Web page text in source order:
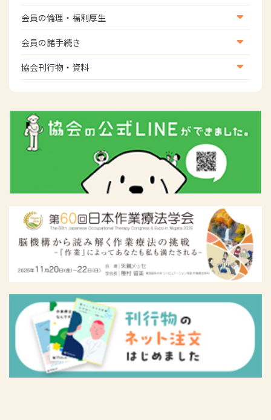
スポーツ振興関連
災害対策関連
WFOT等海外関連情報
MTDLP室
会員の倫理・福利厚生
会員向け団体保険のご案内
女性相談窓口
倫理関連情報
会員の諸手続き
会員の諸手続き
協会刊行物・資料
広報活動について
主な協会資料